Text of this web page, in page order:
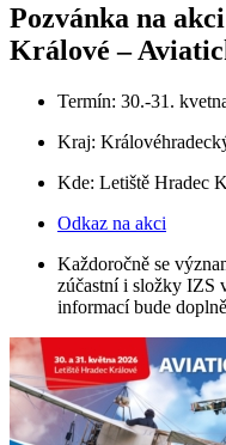
Pozvánka na
Králové –
Termín: 30.-31.
Kraj:
Kde: Letiště Hradec
Odkaz na akci
Každoročně se
zúčastní i složky IZS
informací bude